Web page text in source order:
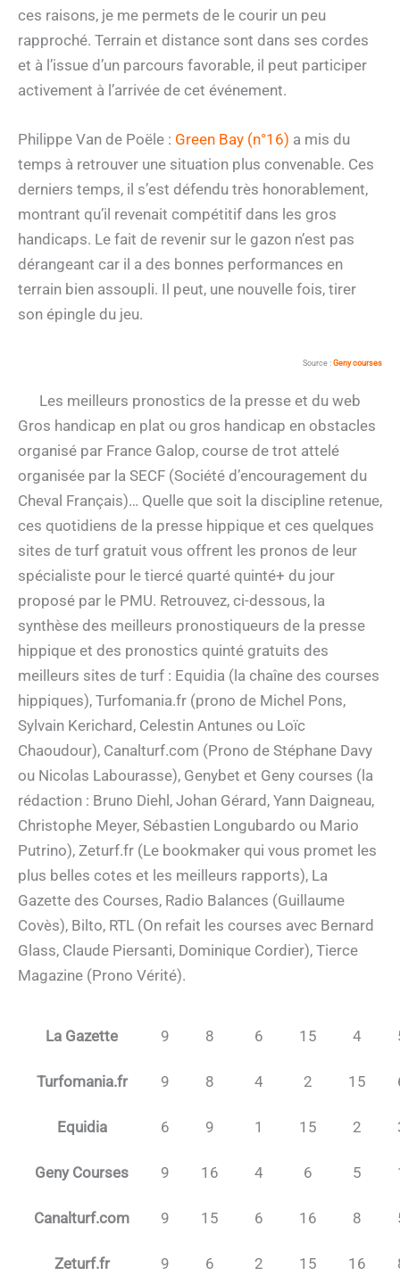
ces raisons, je me permets de le courir un peu
rapproché. Terrain et distance sont dans ses cordes
et à l’issue d’un parcours favorable, il peut participer
activement à l’arrivée de cet événement.
Philippe Van de Poële : Green Bay (n°16) a mis du
temps à retrouver une situation plus convenable. Ces
derniers temps, il s’est défendu très honorablement,
montrant qu’il revenait compétitif dans les gros
handicaps. Le fait de revenir sur le gazon n’est pas
dérangeant car il a des bonnes performances en
terrain bien assoupli. Il peut, une nouvelle fois, tirer
son épingle du jeu.
Source : Geny courses
Les meilleurs pronostics de la presse et du web
Gros handicap en plat ou gros handicap en obstacles
organisé par France Galop, course de trot attelé
organisée par la SECF (Société d’encouragement du
Cheval Français)… Quelle que soit la discipline retenue,
ces quotidiens de la presse hippique et ces quelques
sites de turf gratuit vous offrent les pronos de leur
spécialiste pour le tiercé quarté quinté+ du jour
proposé par le PMU. Retrouvez, ci-dessous, la
synthèse des meilleurs pronostiqueurs de la presse
hippique et des pronostics quinté gratuits des
meilleurs sites de turf : Equidia (la chaîne des courses
hippiques), Turfomania.fr (prono de Michel Pons,
Sylvain Kerichard, Celestin Antunes ou Loïc
Chaoudour), Canalturf.com (Prono de Stéphane Davy
ou Nicolas Labourasse), Genybet et Geny courses (la
rédaction : Bruno Diehl, Johan Gérard, Yann Daigneau,
Christophe Meyer, Sébastien Longubardo ou Mario
Putrino), Zeturf.fr (Le bookmaker qui vous promet les
plus belles cotes et les meilleurs rapports), La
Gazette des Courses, Radio Balances (Guillaume
Covès), Bilto, RTL (On refait les courses avec Bernard
Glass, Claude Piersanti, Dominique Cordier), Tierce
Magazine (Prono Vérité).
La Gazette 9 8 6 15 4
Turfomania.fr 9 8 4 2 15
Equidia 6 9 1 15 2
Geny Courses 9 16 4 6 5
Canalturf.com 9 15 6 16 8
Zeturf.fr 9 6 2 15 16